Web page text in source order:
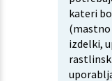
kateri
izdelki,